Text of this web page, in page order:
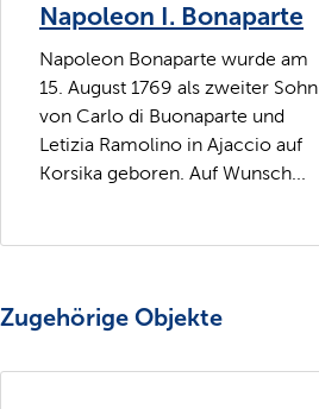
Napoleon I. Bonaparte
Napoleon Bonaparte wurde am
15. August 1769 als zweiter Sohn
von Carlo di Buonaparte und
Letizia Ramolino in Ajaccio auf
Korsika geboren. Auf Wunsch...
Zugehörige Objekte